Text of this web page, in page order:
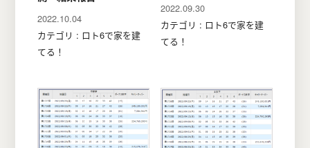
2022.10.04
カテゴリ : ロト6で家を建
てる！
2022.09.30
カテゴリ : ロト6で家を建
てる！